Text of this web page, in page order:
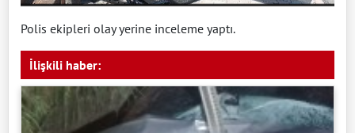
Polis ekipleri olay yerine inceleme yaptı.
İlişkili haber: